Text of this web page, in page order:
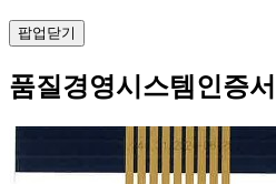
팝업닫기
품질경영시스템인증서